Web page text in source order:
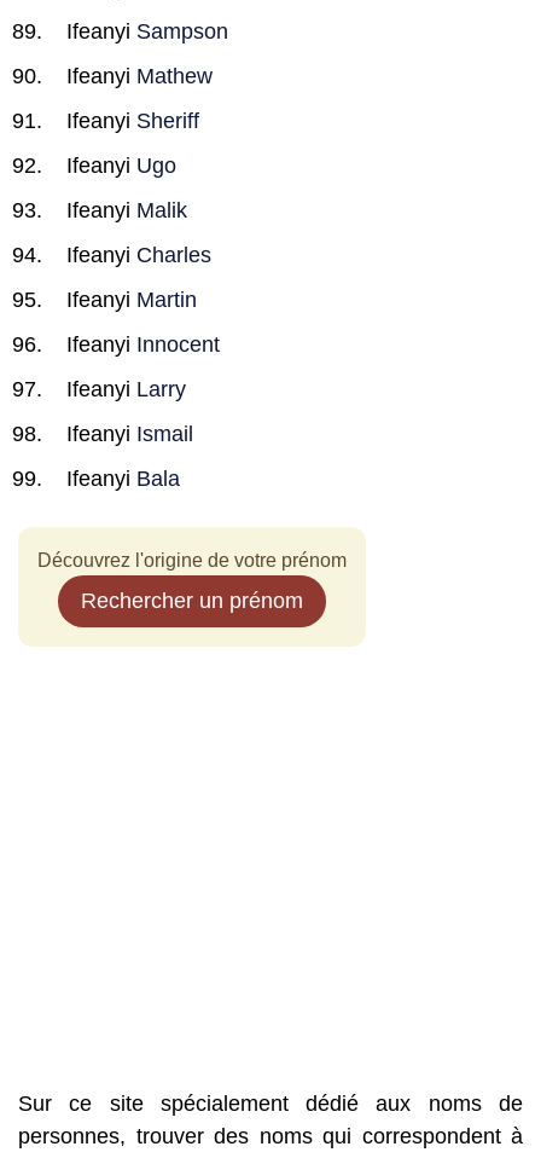
Ifeanyi Sampson
Ifeanyi Mathew
Ifeanyi Sheriff
Ifeanyi Ugo
Ifeanyi Malik
Ifeanyi Charles
Ifeanyi Martin
Ifeanyi Innocent
Ifeanyi Larry
Ifeanyi Ismail
Ifeanyi Bala
Découvrez l'origine de votre prénom
Rechercher un prénom
Sur ce site spécialement dédié aux noms de
personnes, trouver des noms qui correspondent à